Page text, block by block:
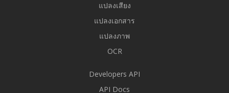
แปลงเสียง
แปลงเอกสาร
แปลงภาพ
OCR
Developers API
API Docs